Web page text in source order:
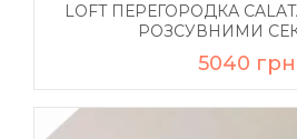
LOFT ПЕРЕГОРОДКА
РОЗСУВНИМИ
5040